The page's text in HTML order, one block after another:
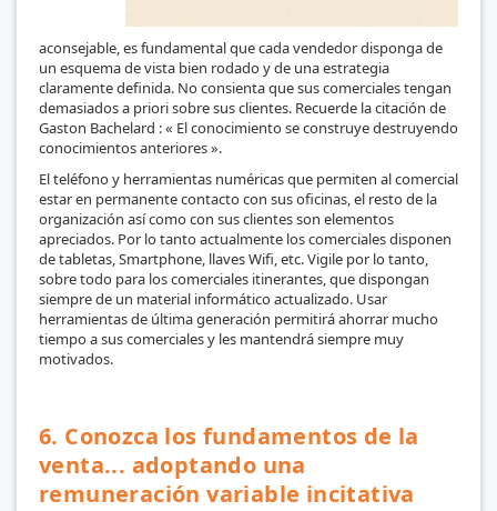
aconsejable, es fundamental que cada vendedor disponga de
un esquema de vista bien rodado y de una estrategia
claramente definida. No consienta que sus comerciales tengan
demasiados a priori sobre sus clientes. Recuerde la citación de
Gaston Bachelard : « El conocimiento se construye destruyendo
conocimientos anteriores ».
El teléfono y herramientas numéricas que permiten al comercial
estar en permanente contacto con sus oficinas, el resto de la
organización así como con sus clientes son elementos
apreciados. Por lo tanto actualmente los comerciales disponen
de tabletas, Smartphone, llaves Wifi, etc. Vigile por lo tanto,
sobre todo para los comerciales itinerantes, que dispongan
siempre de un material informático actualizado. Usar
herramientas de última generación permitirá ahorrar mucho
tiempo a sus comerciales y les mantendrá siempre muy
motivados.
6. Conozca los fundamentos de la
venta... adoptando una
remuneración variable incitativa